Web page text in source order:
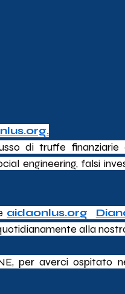
di truffe finanziarie
engineering, falsi
aidaonlus.org
alla
per averci ospitato